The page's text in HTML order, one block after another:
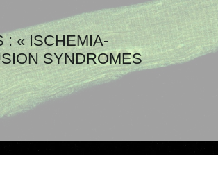
: « ISCHEMIA-
SYNDROMES